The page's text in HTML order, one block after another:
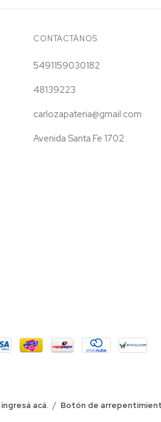
CONTACTÁNOS
5491159030182
48139223
carlozapateria@gmail.com
Avenida Santa Fe 1702
ingresá acá. / Botón de